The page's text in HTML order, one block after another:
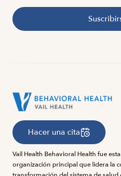
Hacer una cita
Vail Health Behavioral Health fue
organización principal que lidera la